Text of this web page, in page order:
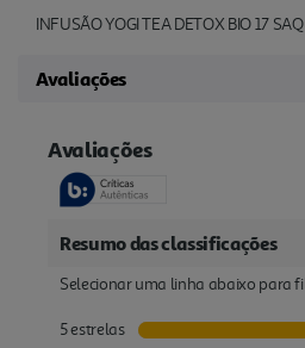
INFUSÃO YOGI TEA DETOX BIO 17 SAQ
Avaliações